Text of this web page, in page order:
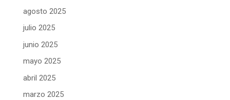
agosto 2025
julio 2025
junio 2025
mayo 2025
abril 2025
marzo 2025